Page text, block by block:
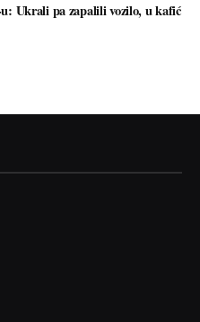
Ukrali pa zapalili vozilo, u kafić